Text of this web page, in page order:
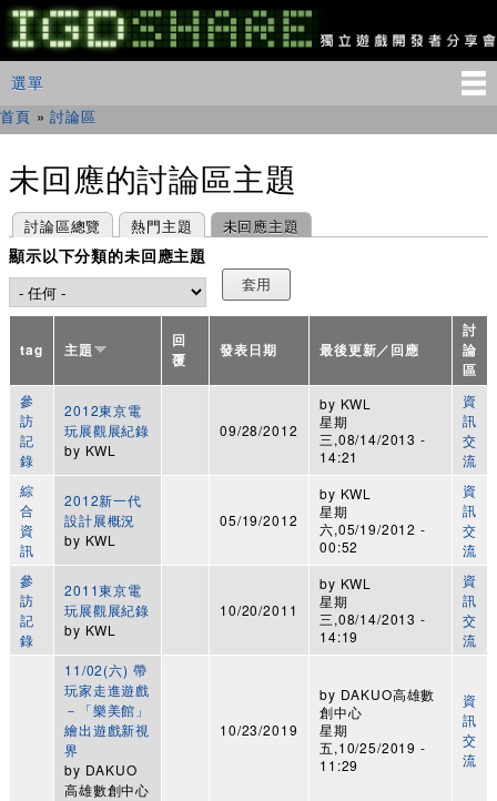
移
至
主
IGDSHARE
獨
遊
發
會
主選單
選單
您在這裡
首頁 »討論區
未回應的討論區主題
主要索引標籤
討論區總覽 熱門主題 未回應主題
(作用中頁籤)
顯示以下分類的未回應主題
tag 主題
回
覆
發表日期 最後更新／回應
討
論
區
參
訪
記
錄
2012東京電
玩展觀展紀錄
by KWL
09/28/2012
by KWL
星期
三,08/14/2013 -
14:21
資
訊
交
流
綜
合
資
訊
2012新一代
設計展概況
by KWL
05/19/2012
by KWL
星期
六,05/19/2012 -
00:52
資
訊
交
流
參
訪
記
錄
2011東京電
玩展觀展紀錄
by KWL
10/20/2011
by KWL
星期
三,08/14/2013 -
14:19
資
訊
交
流
11/02(六) 帶
玩家走進遊戲
－「樂美館」
繪出遊戲新視
界
by DAKUO
高雄數創中心
10/23/2019
by DAKUO高雄數
創中心
星期
五,10/25/2019 -
11:29
資
訊
交
流